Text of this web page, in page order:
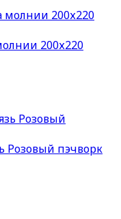
200х220
Розовый пэчворк